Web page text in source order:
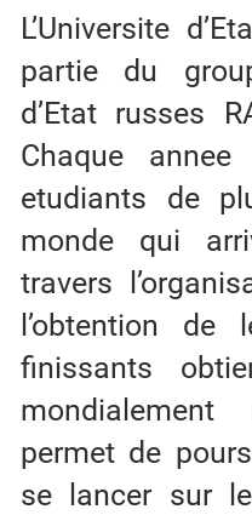
L’Universite
partie du
d’Etat russes
Chaque
etudiants de
monde qui
travers
l’obtention de
finissants
permet de
se lancer sur